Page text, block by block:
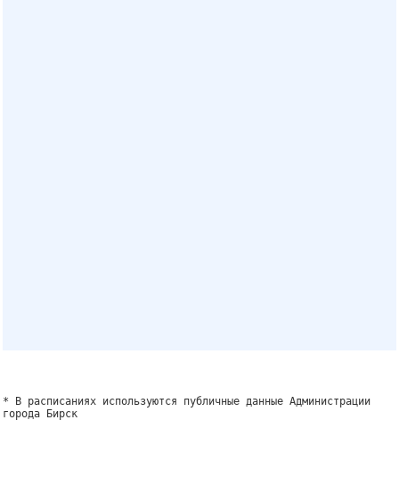
* В расписаниях используются публичные данные Администрации
города Бирск